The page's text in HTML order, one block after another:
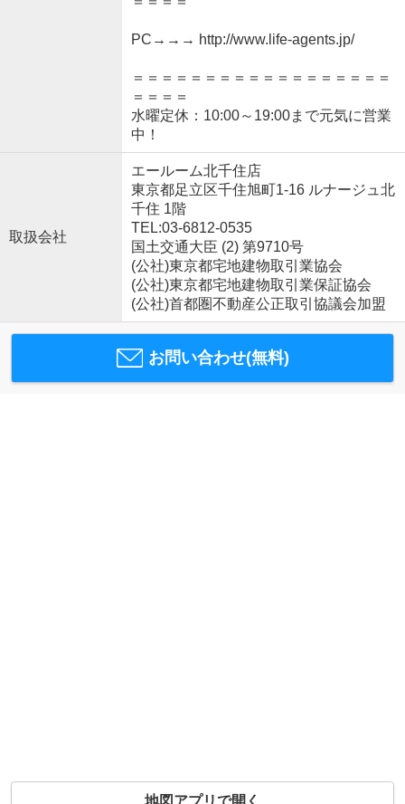
PC→→→ http://www.life-agents.jp/
＝＝＝＝＝＝＝＝＝＝＝＝＝＝＝＝＝＝
＝＝＝＝
水曜定休：10:00～19:00まで元気に営業
中！
取扱会社
エールーム北千住店
東京都足立区千住旭町1-16 ルナージュ北
千住 1階
TEL:03-6812-0535
国土交通大臣 (2) 第9710号
(公社)東京都宅地建物取引業協会
(公社)東京都宅地建物取引業保証協会
(公社)首都圏不動産公正取引協議会加盟
お問い合わせ(無料)
地図アプリで開く